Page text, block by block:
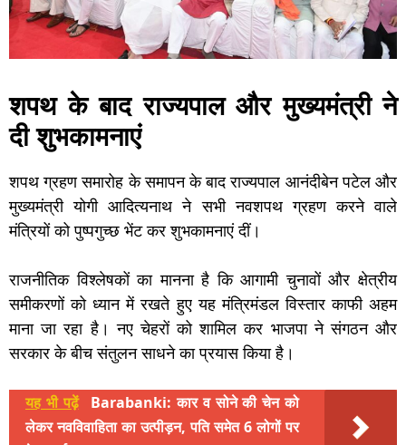
शपथ के बाद राज्यपाल और मुख्यमंत्री ने
दी शुभकामनाएं
शपथ ग्रहण समारोह के समापन के बाद राज्यपाल आनंदीबेन पटेल और
मुख्यमंत्री योगी आदित्यनाथ ने सभी नवशपथ ग्रहण करने वाले
मंत्रियों को पुष्पगुच्छ भेंट कर शुभकामनाएं दीं।
राजनीतिक विश्लेषकों का मानना है कि आगामी चुनावों और क्षेत्रीय
समीकरणों को ध्यान में रखते हुए यह मंत्रिमंडल विस्तार काफी अहम
माना जा रहा है। नए चेहरों को शामिल कर भाजपा ने संगठन और
सरकार के बीच संतुलन साधने का प्रयास किया है।
यह भी पढ़ें
Barabanki: कार व सोने की चेन को
लेकर नवविवाहिता का उत्पीड़न, पति समेत 6 लोगों पर